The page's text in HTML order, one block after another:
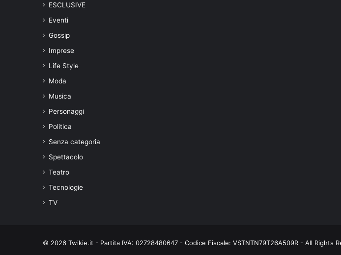
ESCLUSIVE
Eventi
Gossip
Imprese
Life Style
Moda
Musica
Personaggi
Politica
Senza categoria
Spettacolo
Teatro
Tecnologie
TV
© 2026 Twikie.it - Partita IVA: 02728480647 - Codice Fiscale: VSTNTN79T26A509R - All Rights